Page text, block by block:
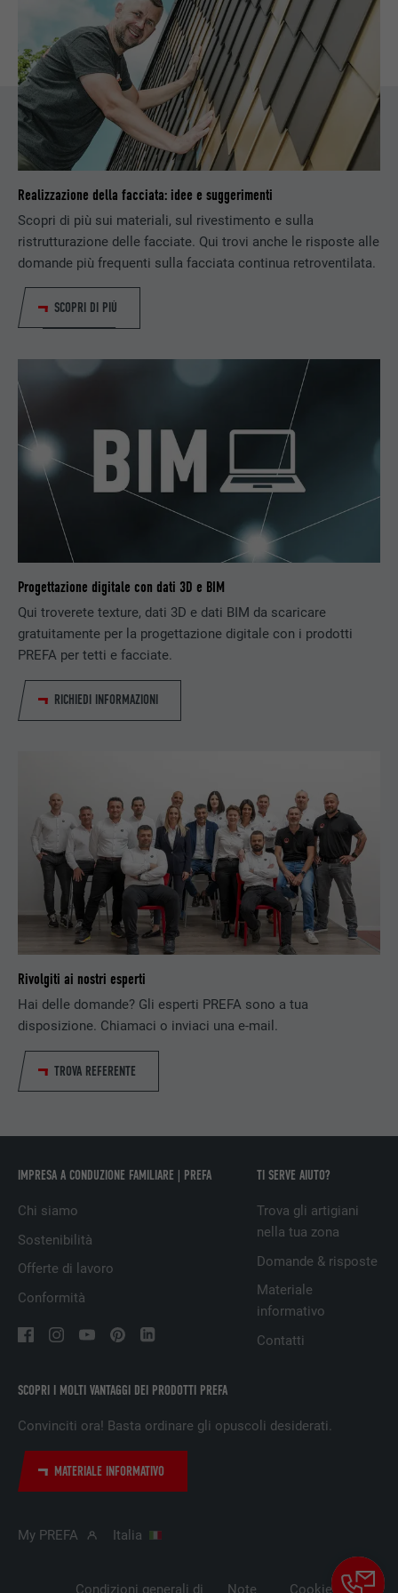
Realizzazione della facciata: idee e suggerimenti
Scopri di più sui materiali, sul rivestimento e sulla
ristrutturazione delle facciate. Qui trovi anche le risposte alle
domande più frequenti sulla facciata continua retroventilata.
SCOPRI DI PIÙ
Progettazione digitale con dati 3D e BIM
Qui troverete texture, dati 3D e dati BIM da scaricare
gratuitamente per la progettazione digitale con i prodotti
PREFA per tetti e facciate.
RICHIEDI INFORMAZIONI
Rivolgiti ai nostri esperti
Hai delle domande? Gli esperti PREFA sono a tua
disposizione. Chiamaci o inviaci una e-mail.
TROVA REFERENTE
SCOPRI I MOLTI VANTAGGI DEI PRODOTTI PREFA
Convinciti ora! Basta ordinare gli opuscoli desiderati.
MATERIALE INFORMATIVO
IMPRESA A CONDUZIONE FAMILIARE | PREFA
Chi siamo
Sostenibilità
Offerte di lavoro
Conformità
TI SERVE AIUTO?
Trova gli artigiani
nella tua zona
Domande & risposte
Materiale
informativo
Contatti
My PREFA Italia
Condizioni generali di Note Cookie
integrata.
NOME bcookie
PROVIDER LinkedIn
DECORSO 2 anni
SCOPO
Utilizzato dal servizio di social network
LinkedIn per il tracking dell’utilizzo di
prestazioni di servizio integrate.
NOME
DECORSO
SCOPO
Utilizzato dal servizio di social network
LinkedIn per il tracking dell’utilizzo di
prestazioni di servizio integrate.
NOME UserMatchHistory
PROVIDER LinkedIn
DECORSO
Utilizzato per il tracking degli utenti su
diversi siti web, per visualizzare annunci
pubblicitari rilevanti sulla base delle
preferenze dell’utente.
PROVIDER LinkedIn
DECORSO 1 giorno
SCOPO
Utilizzato dal servizio di social network
LinkedIn per il tracking dell’utilizzo di
prestazioni di servizio integrate.
NOME lissc
PROVIDER LinkedIn
per tutti i cookie.
PROVIDER
DECORSO
SCOPO
Utilizzato da Facebook per visualizzare una
serie di prodotti promozionali, per esempio
Utilizzato da Facebook per visualizzare una
serie di prodotti promozionali, per esempio
offerte in tempo reale di inserzionisti terzi.